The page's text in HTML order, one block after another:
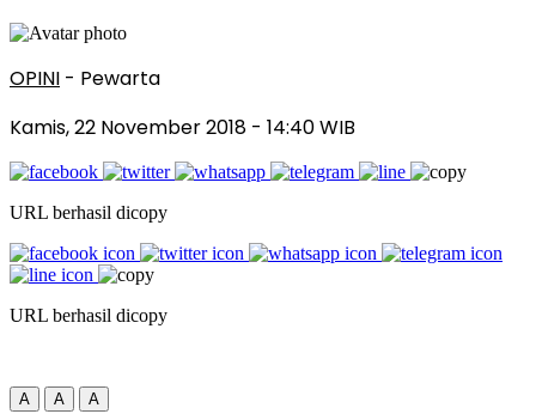
OPINI - Pewarta
Kamis, 22 November 2018 - 14:40 WIB
URL berhasil dicopy
URL berhasil dicopy
A A A